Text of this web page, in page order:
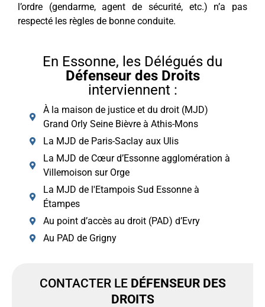
l’ordre (gendarme, agent de sécurité, etc.) n’a pas
respecté les règles de bonne conduite.
En Essonne, les Délégués du
Défenseur des Droits
interviennent :
À la maison de justice et du droit (MJD)
Grand Orly Seine Bièvre à Athis-Mons
La MJD de Paris-Saclay aux Ulis
La MJD de Cœur d’Essonne agglomération à
Villemoison sur Orge
La MJD de l'Etampois Sud Essonne à
Étampes
Au point d’accès au droit (PAD) d’Evry
Au PAD de Grigny
CONTACTER LE DÉFENSEUR DES
DROITS